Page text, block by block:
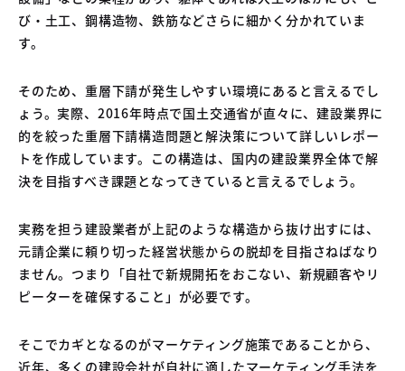
び・土工、鋼構造物、鉄筋などさらに細かく分かれていま
す。
そのため、重層下請が発生しやすい環境にあると言えるでし
ょう。実際、2016年時点で国土交通省が直々に、建設業界に
的を絞った重層下請構造問題と解決策について詳しいレポー
トを作成しています。この構造は、国内の建設業界全体で解
決を目指すべき課題となってきていると言えるでしょう。
実務を担う建設業者が上記のような構造から抜け出すには、
元請企業に頼り切った経営状態からの脱却を目指さねばなり
ません。つまり「自社で新規開拓をおこない、新規顧客やリ
ピーターを確保すること」が必要です。
そこでカギとなるのがマーケティング施策であることから、
近年、多くの建設会社が自社に適したマーケティング手法を